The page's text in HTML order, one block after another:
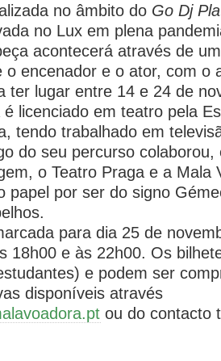
no âmbito do Go Dj
no Lux em plena
acontecerá através de
o encenador e o ator, com o
ter lugar entre 14 e 24 de
licenciado em teatro pela
tendo trabalhado em
do seu percurso
o Teatro Praga e a Mala
papel por ser do signo
para dia 25 de
18h00 e às 22h00. Os
e podem ser
disponíveis através
ou do contacto